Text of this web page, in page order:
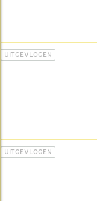
UITGEVLOGEN
UITGEVLOGEN